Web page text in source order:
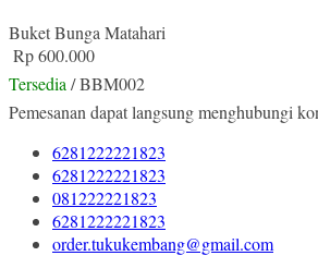
Buket Bunga Matahari
Rp 600.000
Tersedia / BBM002
Pemesanan dapat langsung menghubungi
6281222221823
6281222221823
081222221823
6281222221823
order.tukukembang@gmail.com